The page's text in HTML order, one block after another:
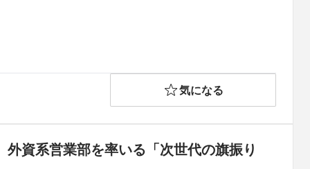
気になる
資系営業部を率いる「次世代の旗振り